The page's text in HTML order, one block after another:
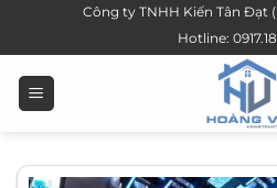
dung
Công ty TNHH Kiến Tân Đạt
Hotline: